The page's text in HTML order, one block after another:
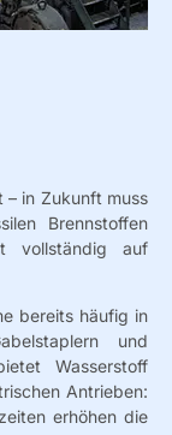
in Zukunft muss
Brennstoffen
vollständig auf
bereits häufig in
und
Wasserstoff
Antrieben:
erhöhen die